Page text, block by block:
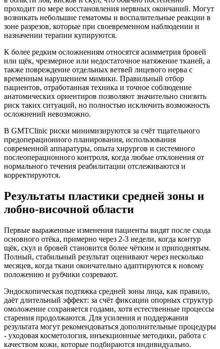
проходит по мере восстановления нервных окончаний. Могут
возникать небольшие гематомы и воспалительные реакции в
зоне разрезов, которые при своевременном наблюдении и
назначении терапии купируются.​
К более редким осложнениям относятся асимметрия бровей
или щёк, чрезмерное или недостаточное натяжение тканей, а
также повреждение отдельных ветвей лицевого нерва с
временным нарушением мимики. Правильный отбор
пациентов, отработанная техника и точное соблюдение
анатомических ориентиров позволяют значительно снизить
риск таких ситуаций, но полностью исключить возможность
осложнений невозможно.​
В GMTClinic риски минимизируются за счёт тщательного
предоперационного планирования, использования
современной аппаратуры, опыта хирургов и системного
послеоперационного контроля, когда любые отклонения от
нормального течения реабилитации отслеживаются и
корректируются.​
Результаты пластики средней зоны и
лобно-височной области
Первые выраженные изменения пациенты видят после схода
основного отёка, примерно через 2-3 недели, когда контур
щёк, скул и бровей становится более чётким и приподнятым.
Полный, стабильный результат оценивают через несколько
месяцев, когда ткани окончательно адаптируются к новому
положению и рубчики созревают.​
Эндоскопическая подтяжка средней зоны лица, как правило,
даёт длительный эффект: за счёт фиксации опорных структур
омоложение сохраняется годами, хотя естественные процессы
старения продолжаются. Для усиления и поддержания
результата могут рекомендоваться дополнительные процедуры
- уходовая косметология, инъекционные методики, работа с
качеством кожи, которые подбираются индивидуально.​